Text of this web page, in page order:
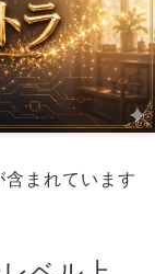
含まれています